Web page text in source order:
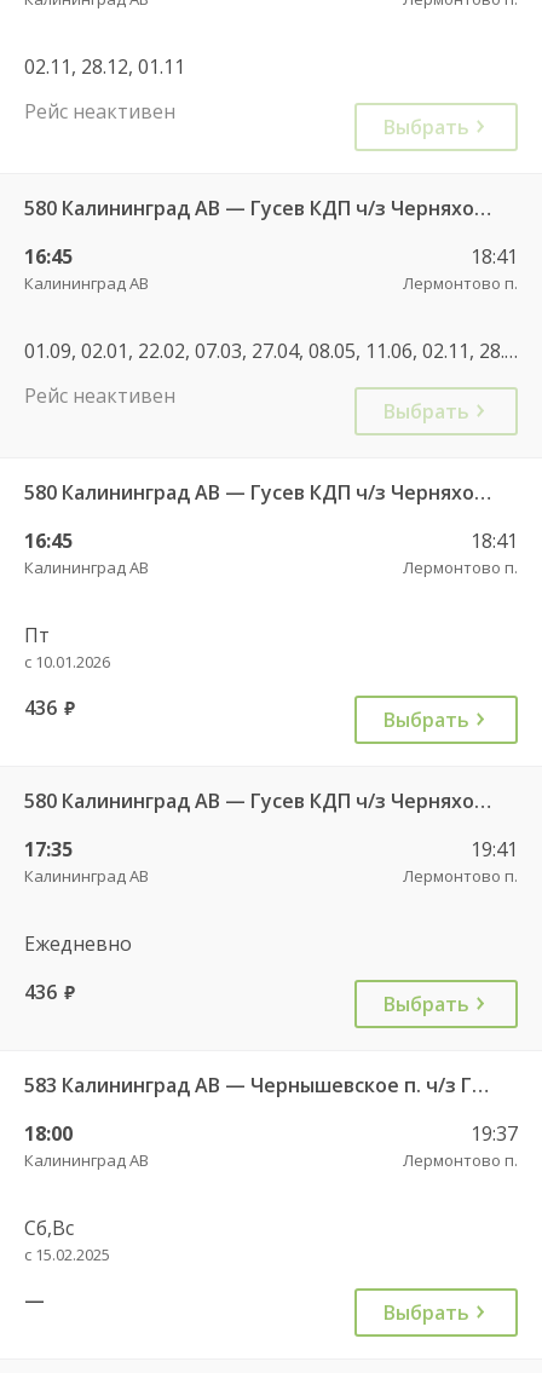
02.11, 28.12, 01.11
Рейс неактивен
Выбрать
580 Калининград АВ — Гусев КДП ч/з Черняховск АС
16:45
Калининград АВ
18:41
Лермонтово п.
01.09, 02.01, 22.02, 07.03, 27.04, 08.05, 11.06, 02.11, 28.12, 02.01, 30.04, 07.05, 11.06, 01.11, 07.12, 01.01, 02.01
Рейс неактивен
Выбрать
580 Калининград АВ — Гусев КДП ч/з Черняховск АС
16:45
Калининград АВ
18:41
Лермонтово п.
Пт
с 10.01.2026
436 руб. Выбрать
580 Калининград АВ — Гусев КДП ч/з Черняховск АС
17:35
Калининград АВ
19:41
Лермонтово п.
Ежедневно
436 руб. Выбрать
583 Калининград АВ — Чернышевское п. ч/з Гвардейск КДП, Черняховск АС
18:00
Калининград АВ
19:37
Лермонтово п.
Сб,Вс
с 15.02.2025
— Выбрать